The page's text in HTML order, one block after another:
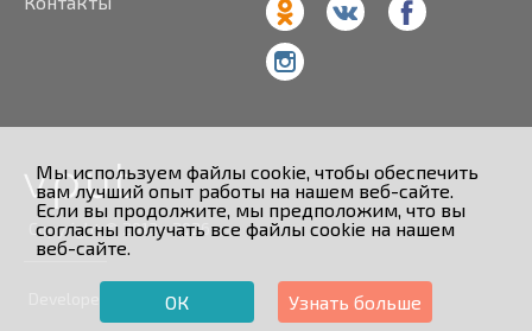
Мы используем файлы cookie, чтобы обеспечить
вам лучший опыт работы на нашем веб-сайте.
Если вы продолжите, мы предположим, что вы
согласны получать все файлы cookie на нашем
веб-сайте.
ОК Узнать больше
Copyright © 2013 - 2026